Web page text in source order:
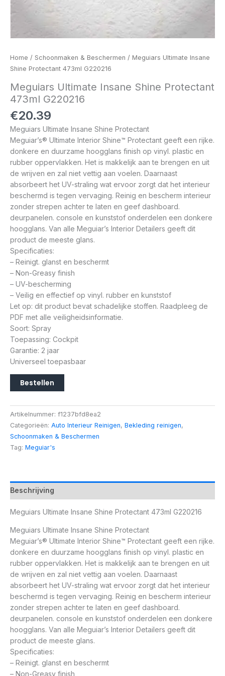
Home / Schoonmaken & Beschermen / Meguiars Ultimate Insane
Shine Protectant 473ml G220216
Meguiars Ultimate Insane Shine Protectant
473ml G220216
€20.39
Meguiars Ultimate Insane Shine Protectant
Meguiar’s® Ultimate Interior Shine™ Protectant geeft een rijke.
donkere en duurzame hoogglans finish op vinyl. plastic en
rubber oppervlakken. Het is makkelijk aan te brengen en uit
de wrijven en zal niet vettig aan voelen. Daarnaast
absorbeert het UV-straling wat ervoor zorgt dat het interieur
beschermd is tegen vervaging. Reinig en bescherm interieur
zonder strepen achter te laten en geef dashboard.
deurpanelen. console en kunststof onderdelen een donkere
hoogglans. Van alle Meguiar’s Interior Detailers geeft dit
product de meeste glans.
Specificaties:
– Reinigt. glanst en beschermt
– Non-Greasy finish
– UV-bescherming
– Veilig en effectief op vinyl. rubber en kunststof
Let op: dit product bevat schadelijke stoffen. Raadpleeg de
PDF met alle veiligheidsinformatie.
Soort: Spray
Toepassing: Cockpit
Garantie: 2 jaar
Universeel toepasbaar
Bestellen
Artikelnummer: f1237bfd8ea2
Categorieën: Auto Interieur Reinigen, Bekleding reinigen,
Schoonmaken & Beschermen
Tag: Meguiar's
Beschrijving
Meguiars Ultimate Insane Shine Protectant 473ml G220216
Meguiars Ultimate Insane Shine Protectant
Meguiar’s® Ultimate Interior Shine™ Protectant geeft een rijke.
donkere en duurzame hoogglans finish op vinyl. plastic en
rubber oppervlakken. Het is makkelijk aan te brengen en uit
de wrijven en zal niet vettig aan voelen. Daarnaast
absorbeert het UV-straling wat ervoor zorgt dat het interieur
beschermd is tegen vervaging. Reinig en bescherm interieur
zonder strepen achter te laten en geef dashboard.
deurpanelen. console en kunststof onderdelen een donkere
hoogglans. Van alle Meguiar’s Interior Detailers geeft dit
product de meeste glans.
Specificaties:
– Reinigt. glanst en beschermt
– Non-Greasy finish